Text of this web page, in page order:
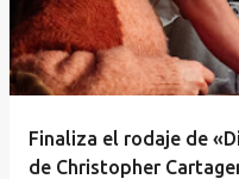
a
d
Finaliza el rodaje de
de Christopher